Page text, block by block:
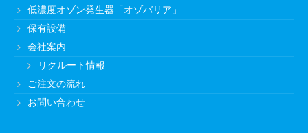
低濃度オゾン発生器「オゾバリア」
保有設備
会社案内
リクルート情報
ご注文の流れ
お問い合わせ